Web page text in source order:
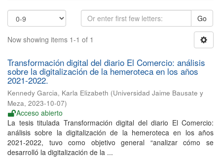
Go
Now showing items 1-1 of 1
Transformación digital del diario El Comercio: análisis
sobre la digitalización de la hemeroteca en los años
2021-2022.
Kennedy Garcia, Karla Elizabeth (Universidad Jaime Bausate y
Meza, 2023-10-07)
Acceso abierto
La tesis titulada Transformación digital del diario El Comercio:
análisis sobre la digitalización de la hemeroteca en los años
2021-2022, tuvo como objetivo general “analizar cómo se
desarrolló la digitalización de la ...